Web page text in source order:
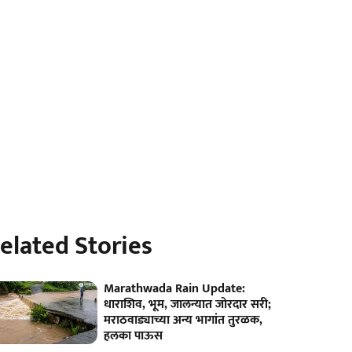
Stories
Marathwada Rain Update:
धाराशिव, भूम, जालन्यात जोरदार सरी;
मराठवाड्याच्या अन्य भागांत तुरळक,
हलका पाऊस